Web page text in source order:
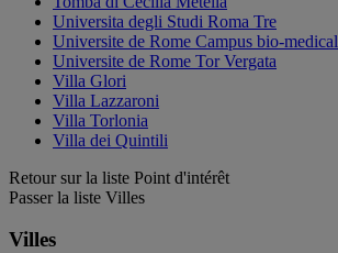
Universita degli Studi Roma Tre
Universite de Rome Campus bio-medical
Universite de Rome Tor Vergata
Villa Glori
Villa Lazzaroni
Villa Torlonia
Villa dei Quintili
Retour sur la liste Point d'intérêt
Passer la liste Villes
Villes